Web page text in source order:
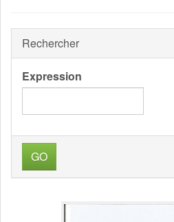
Rechercher
Expression
GO